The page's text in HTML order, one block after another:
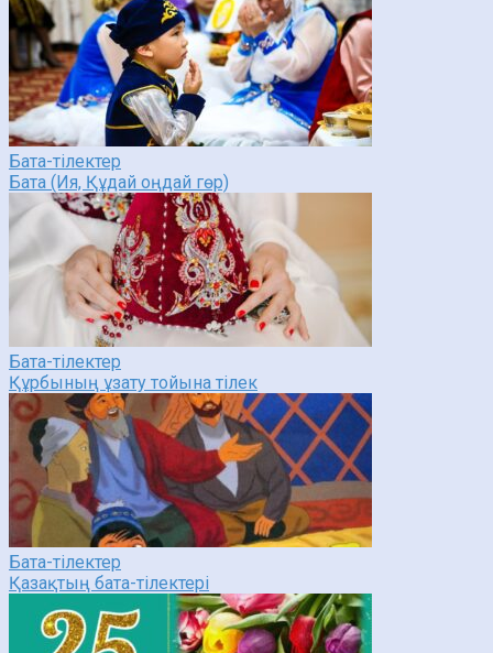
Бата-тілектер
Бата (Ия, Құдай оңдай гөр)
Бата-тілектер
Құрбының ұзату тойына тілек
Бата-тілектер
Қазақтың бата-тілектері